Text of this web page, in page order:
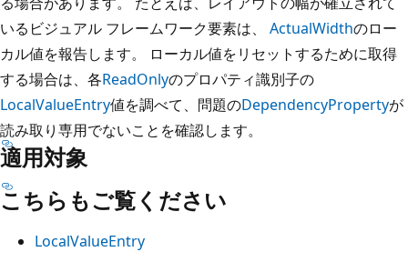
いるビジュアル フレームワーク要素は、 ActualWidthのロー
カル値を報告します。 ローカル値をリセットするために取得
する場合は、各ReadOnlyのプロパティ識別子の
LocalValueEntry値を調べて、問題のDependencyPropertyが
読み取り専用でないことを確認します。
適用対象
こちらもご覧ください
LocalValueEntry